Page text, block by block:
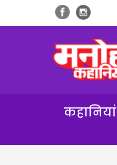
कहानियां